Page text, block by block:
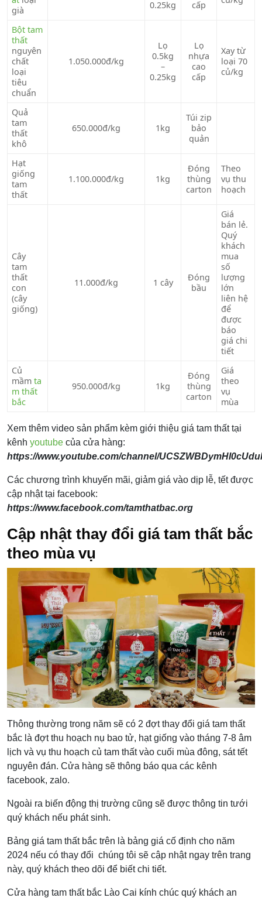
già
0.25kg cấp
Bột tam
thất
nguyên
chất
loại
tiêu
chuẩn
1.050.000đ/kg
Lọ
0.5kg
–
0.25kg
Lọ
nhựa
cao
cấp
Xay từ
loại 70
củ/kg
Quả
tam
thất
khô
650.000đ/kg 1kg
Túi zip
bảo
quản
Hạt
giống
tam
thất
1.100.000đ/kg 1kg
Đóng
thùng
carton
Theo
vụ thu
hoạch
Cây
tam
thất
con
(cây
giống)
11.000đ/kg 1 cây
Đóng
bầu
Giá
bán lẻ.
Quý
khách
mua
số
lượng
lớn
liên hệ
để
được
báo
giá chi
tiết
Củ
mầmta
m thất
bắc
950.000đ/kg 1kg
Đóng
thùng
carton
Giá
theo
vụ
mùa
Xem thêm video sản phẩm kèm giới thiệu giá tam thất tại
kênh youtube của cửa hàng:
https://www.youtube.com/channel/
Các chương trình khuyến mãi, giảm giá vào dịp lễ, tết được
cập nhật tại facebook:
https://www.facebook.com/tamthatbac.org
Cập nhật thay đổi giá tam thất bắc
theo mùa vụ
Thông thường trong năm sẽ có 2 đợt thay đổi giá tam thất
bắc là đợt thu hoạch nụ bao tử, hạt giống vào tháng 7-8 âm
lịch và vụ thu hoạch củ tam thất vào cuối mùa đông, sát tết
nguyên đán. Cửa hàng sẽ thông báo qua các kênh
facebook, zalo.
Ngoài ra biến động thị trường cũng sẽ được thông tin tưới
quý khách nếu phát sinh.
Bảng giá tam thất bắc trên là bảng giá cố định cho năm
2024 nếu có thay đổi chúng tôi sẽ cập nhật ngay trên trang
này, quý khách theo dõi để biết chi tiết.
Cửa hàng tam thất bắc Lào Cai kính chúc quý khách an